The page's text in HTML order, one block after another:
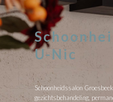
U-Nic
Schoonheidssalon
gezichtsbehandeling,